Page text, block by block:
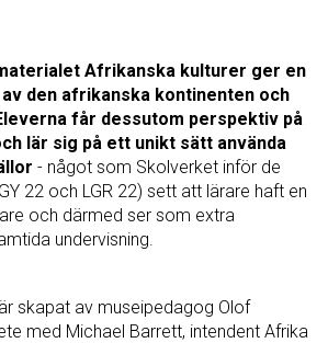
Afrikanska kulturer ger en
den afrikanska kontinenten och
får dessutom perspektiv på
lär sig på ett unikt sätt använda
- något som Skolverket inför de
22 och LGR 22) sett att lärare haft en
och därmed ser som extra
undervisning.
skapat av museipedagog Olof
med Michael Barrett, intendent Afrika